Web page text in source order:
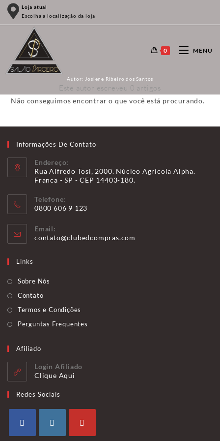
para
conteúdo
Loja atual
Escolha a localização da loja
0 MENU
Autor: Josiene Ribeiro dos Santos
Este autor escreveu 0 artigos
Não conseguimos encontrar o que você está procurando.
Informações De Contato
Endereço:
Rua Alfredo Tosi, 2000. Núcleo Agrícola Alpha.
Franca - SP - CEP 14403-180.
Telefone:
0800 606 9 123
em
seu
Email:
contato@clubedcompras.com
Links
Sobre Nós
Contato
Termos e Condições
Perguntas Frequentes
Afiliado
Login Afiliado
Clique Aqui
Redes Sociais